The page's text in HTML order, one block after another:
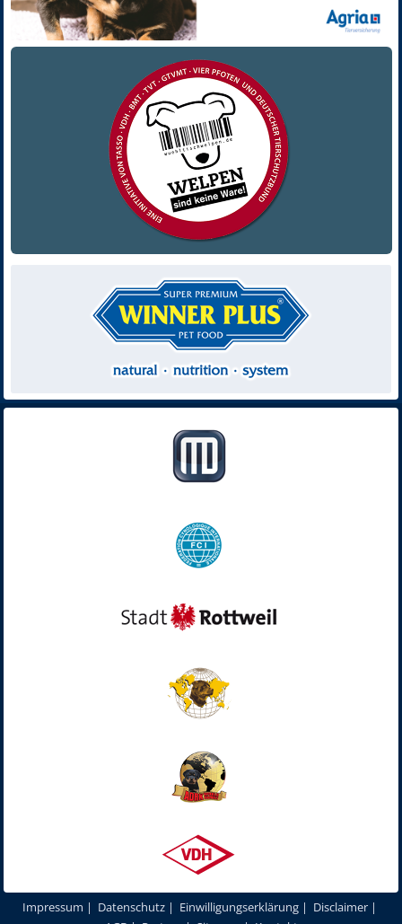
Impressum | Datenschutz | Einwilligungserklärung | Disclaimer |